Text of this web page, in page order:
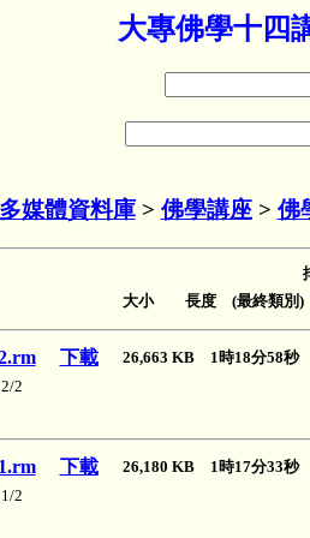
大專佛學十四
媒體資料庫> 佛學講座> 佛
大小 長度 (最終類別)
下載
26,663 KB 1時18分58
2
下載
26,180 KB 1時17分33
2